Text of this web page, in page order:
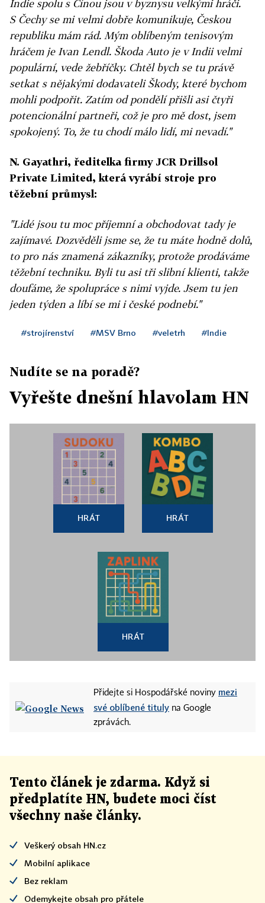
Indie spolu s Čínou jsou v byznysu velkými hráči.
S Čechy se mi velmi dobře komunikuje, Českou
republiku mám rád. Mým oblíbeným tenisovým
hráčem je Ivan Lendl. Škoda Auto je v Indii velmi
populární, vede žebříčky. Chtěl bych se tu právě
setkat s nějakými dodavateli Škody, které bychom
mohli podpořit. Zatím od pondělí přišli asi čtyři
potencionální partneři, což je pro mě dost, jsem
spokojený. To, že tu chodí málo lidí, mi nevadí."
N. Gayathri, ředitelka firmy JCR Drillsol
Private Limited, která vyrábí stroje pro
těžební průmysl:
"Lidé jsou tu moc příjemní a obchodovat tady je
zajímavé. Dozvěděli jsme se, že tu máte hodně dolů,
to pro nás znamená zákazníky, protože prodáváme
těžební techniku. Byli tu asi tři slibní klienti, takže
doufáme, že spolupráce s nimi vyjde. Jsem tu jen
jeden týden a líbí se mi i české podnebí."
#strojírenství #MSV Brno #veletrh #Indie
Nudíte se na poradě?
Vyřešte dnešní hlavolam HN
HRÁT HRÁT
HRÁT
Přidejte si Hospodářské noviny mezi
své oblíbené tituly na Google
zprávách.
Tento článek je zdarma. Když si
předplatíte HN, budete moci číst
všechny naše články.
Veškerý obsah HN.cz
Mobilní aplikace
Bez reklam
Odemykejte obsah pro přátele